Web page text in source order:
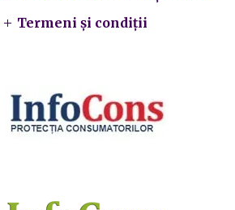
Termeni și condiții